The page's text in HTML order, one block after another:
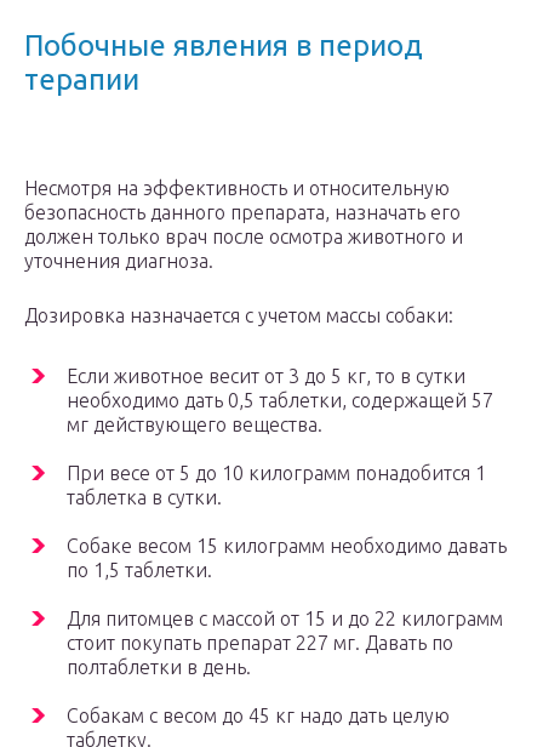
Побочные явления в период
терапии
Несмотря на эффективность и относительную
безопасность данного препарата, назначать его
должен только врач после осмотра животного и
уточнения диагноза.
Дозировка назначается с учетом массы собаки:
Если животное весит от 3 до 5 кг, то в сутки
необходимо дать 0,5 таблетки, содержащей 57
мг действующего вещества.
При весе от 5 до 10 килограмм понадобится 1
таблетка в сутки.
Собаке весом 15 килограмм необходимо давать
по 1,5 таблетки.
Для питомцев с массой от 15 и до 22 килограмм
стоит покупать препарат 227 мг. Давать по
полтаблетки в день.
Собакам с весом до 45 кг надо дать целую
таблетку.